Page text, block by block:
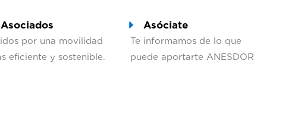
Asociados
por una movilidad
eficiente y sostenible.
Asóciate
Te informamos de lo que
puede aportarte ANESDOR